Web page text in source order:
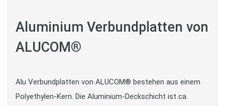
Aluminium Verbundplatten von
ALUCOM®
Alu Verbundplatten von ALUCOM® bestehen aus einem
Polyethylen-Kern. Die Aluminium-Deckschicht ist ca.